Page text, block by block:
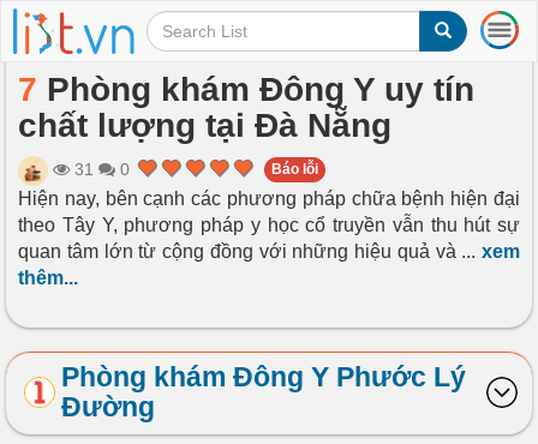
T
o
v
i
g
i
o
n
7 Phòng khám Đông Y uy tín
chất lượng tại Đà Nẵng
31 0 Báo lỗi
Hiện nay, bên cạnh các phương pháp chữa bệnh hiện đại
theo Tây Y, phương pháp y học cổ truyền vẫn thu hút sự
quan tâm lớn từ cộng đồng với những hiệu quả và ... xem
thêm...
Phòng khám Đông Y Phước Lý
Đường